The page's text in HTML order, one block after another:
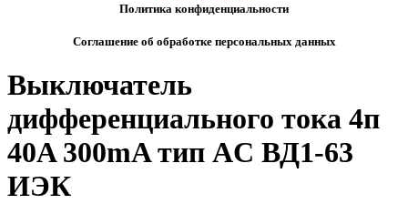
Политика конфиденциальности
Соглашение об обработке персональных данных
Выключатель
дифференциального тока 4п
40A 300mA тип AC ВД1-63
ИЭК